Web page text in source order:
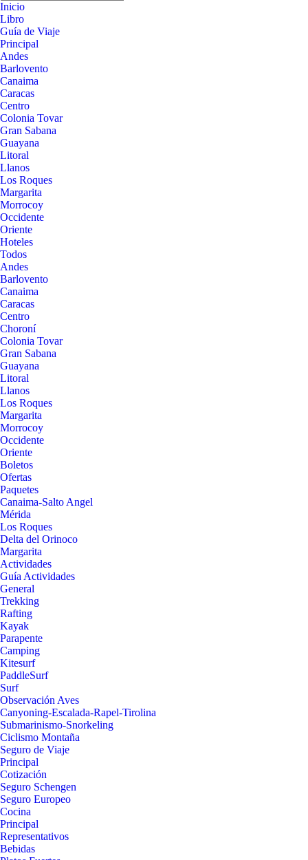
Inicio
Libro
Guía de Viaje
Principal
Andes
Barlovento
Canaima
Caracas
Centro
Colonia Tovar
Gran Sabana
Guayana
Litoral
Llanos
Los Roques
Margarita
Morrocoy
Occidente
Oriente
Hoteles
Todos
Andes
Barlovento
Canaima
Caracas
Centro
Choroní
Colonia Tovar
Gran Sabana
Guayana
Litoral
Llanos
Los Roques
Margarita
Morrocoy
Occidente
Oriente
Boletos
Ofertas
Paquetes
Canaima-Salto Angel
Mérida
Los Roques
Delta del Orinoco
Margarita
Actividades
Guía Actividades
General
Trekking
Rafting
Kayak
Parapente
Camping
Kitesurf
PaddleSurf
Surf
Observación Aves
Canyoning-Escalada-Rapel-Tirolina
Submarinismo-Snorkeling
Ciclismo Montaña
Seguro de Viaje
Principal
Cotización
Seguro Schengen
Seguro Europeo
Cocina
Principal
Representativos
Bebidas